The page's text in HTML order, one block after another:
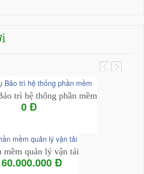
UP DOWN
trì hệ thống phần mềm
0 Đ
mềm quản lý vận tải
Đ